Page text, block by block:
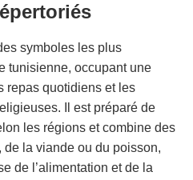
symboles les plus
tunisienne, occupant une
repas quotidiens et les
Il est préparé de
les régions et combine des
la viande ou du poisson,
de l’alimentation et de la